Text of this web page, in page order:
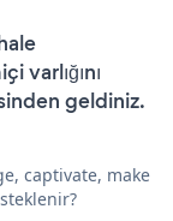
varlığını
geldiniz.
captivate, make